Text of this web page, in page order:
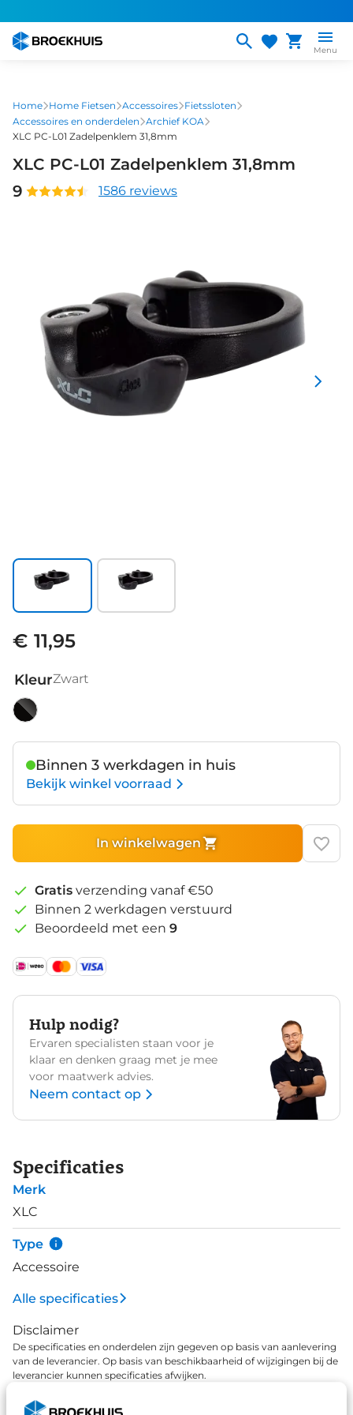
naar
gaan
Menu
Home Home Fietsen Accessoires Fietssloten
Accessoires en onderdelen Archief KOA
XLC PC-L01 Zadelpenklem 31,8mm
XLC PC-L01 Zadelpenklem 31,8mm
9
1586 reviews
€ 11,95
KleurZwart
Binnen 3 werkdagen in huis
Bekijk winkel voorraad
In winkelwagen
Gratis verzending vanaf €50
Binnen 2 werkdagen verstuurd
Beoordeeld met een 9
Hulp nodig?
Ervaren specialisten staan voor je
klaar en denken graag met je mee
voor maatwerk advies.
Neem contact op
Specificaties
Merk
XLC
Type
Accessoire
Alle specificaties
Disclaimer
De specificaties en onderdelen zijn gegeven op basis van aanlevering
van de leverancier. Op basis van beschikbaarheid of wijzigingen bij de
leverancier kunnen specificaties afwijken.